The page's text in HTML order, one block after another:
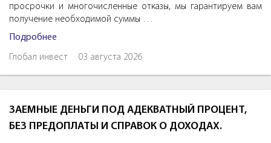
просрочки и многочисленные отказы, мы гарантируем вам
получение необходимой суммы …
Подробнее
Глобал инвест 03 августа 2026
ЗАЕМНЫЕ ДЕНЬГИ ПОД АДЕКВАТНЫЙ ПРОЦЕНТ,
БЕЗ ПРЕДОПЛАТЫ И СПРАВОК О ДОХОДАХ.